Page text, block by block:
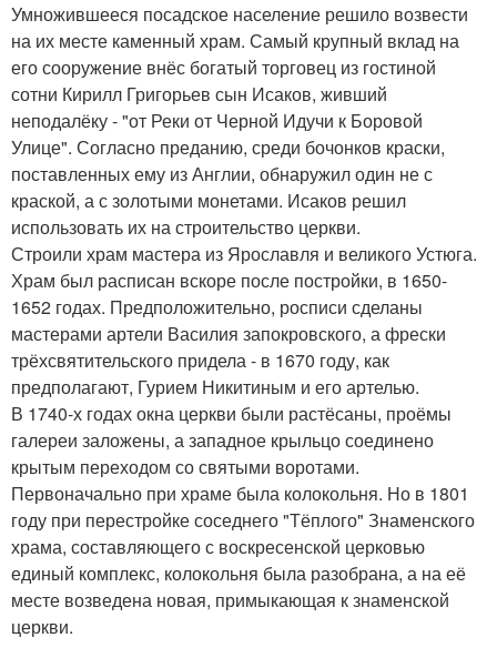
Умножившееся посадское население решило возвести
на их месте каменный храм. Самый крупный вклад на
его сооружение внёс богатый торговец из гостиной
сотни Кирилл Григорьев сын Исаков, живший
неподалёку - "от Реки от Черной Идучи к Боровой
Улице". Согласно преданию, среди бочонков краски,
поставленных ему из Англии, обнаружил один не с
краской, а с золотыми монетами. Исаков решил
использовать их на строительство церкви.
Строили храм мастера из Ярославля и великого Устюга.
Храм был расписан вскоре после постройки, в 1650-
1652 годах. Предположительно, росписи сделаны
мастерами артели Василия запокровского, а фрески
трёхсвятительского придела - в 1670 году, как
предполагают, Гурием Никитиным и его артелью.
В 1740-х годах окна церкви были растёсаны, проёмы
галереи заложены, а западное крыльцо соединено
крытым переходом со святыми воротами.
Первоначально при храме была колокольня. Но в 1801
году при перестройке соседнего "Тёплого" Знаменского
храма, составляющего с воскресенской церковью
единый комплекс, колокольня была разобрана, а на её
месте возведена новая, примыкающая к знаменской
церкви.